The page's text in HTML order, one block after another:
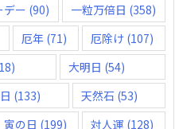
デー (90) 一粒万倍日 (358)
厄年 (71) 厄除け (107)
大明日 (54)
(133) 天然石 (53)
寅の日 (199) 対人運 (128)